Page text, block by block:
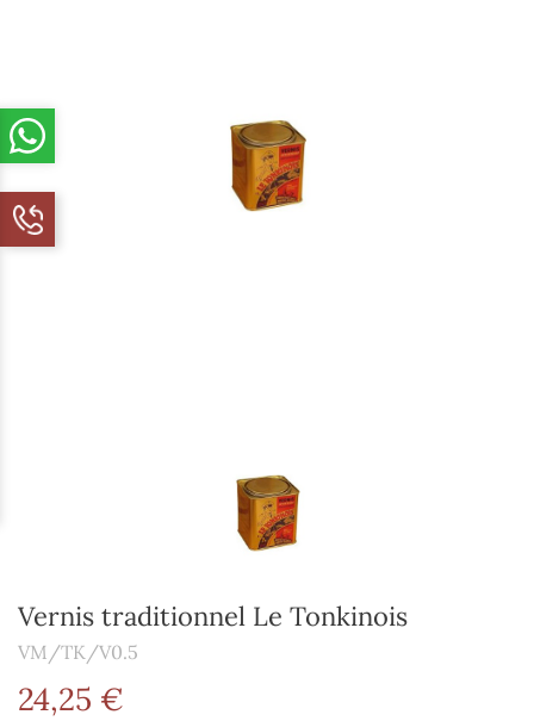
Vernis traditionnel Le Tonkinois
VM/TK/V0.5
24,25 €